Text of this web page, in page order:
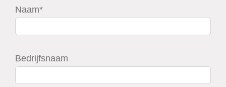
Naam*
Bedrijfsnaam